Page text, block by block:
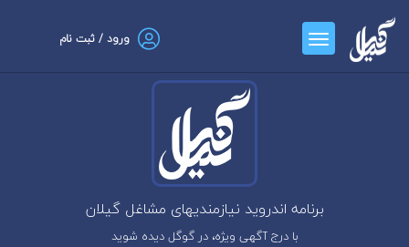
ورود / ثبت نام
برنامه اندروید نیازمندیهای مشاغل گیلان
با درج آگهی ویژه، در گوگل دیده شوید